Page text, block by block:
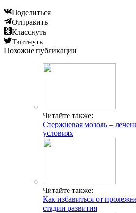
Поделиться
Отправить
Класснуть
Твитнуть
Похожие публикации
Читайте также:
Стержневая мозоль –
условиях
Читайте также:
Как избавиться от
стадии развития